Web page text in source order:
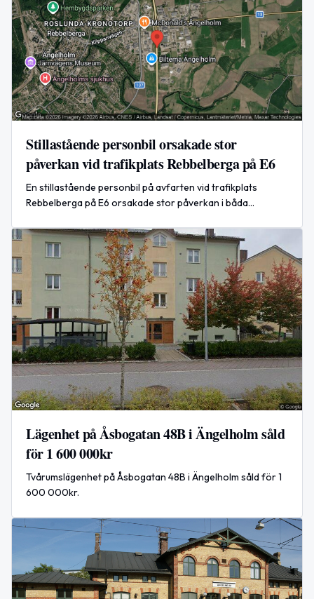
Stillastående personbil orsakade stor
påverkan vid trafikplats Rebbelberga på E6
En stillastående personbil på avfarten vid trafikplats
Rebbelberga på E6 orsakade stor påverkan i båda
Lägenhet på Åsbogatan 48B i Ängelholm såld
för 1 600 000kr
Tvårumslägenhet på Åsbogatan 48B i Ängelholm såld för 1
600 000kr.